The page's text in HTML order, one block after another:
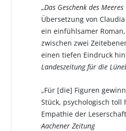
„Das Geschenk des Meeres
Übersetzung von
ein einfühlsamer
zwischen zwei
einen tiefen Eindruck
Landeszeitung für die
„Für [die] Figuren
Stück, psychologisch toll
Empathie der
Aachener Zeitung